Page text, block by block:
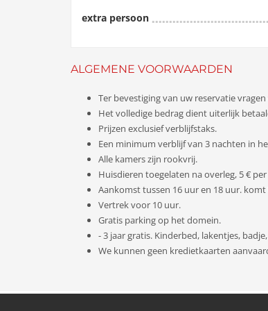
extra persoon
ALGEMENE VOORWAARDEN
Ter bevestiging van uw reservatie
Het volledige bedrag dient uiterlijk
Prijzen exclusief verblijfstaks.
Een minimum verblijf van 3 nachten in
Alle kamers zijn rookvrij.
Huisdieren toegelaten na overleg, 5 €
Aankomst tussen 16 uur en 18 uur.
Vertrek voor 10 uur.
Gratis parking op het domein.
- 3 jaar gratis. Kinderbed, lakentjes,
We kunnen geen kredietkaarten